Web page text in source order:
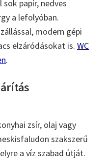
papír, nedves
a lefolyóban.
modern gépi
elzáródásokat is. WC
.
zsír, olaj vagy
szakszerű
a víz szabad útját.